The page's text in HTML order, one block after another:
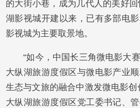
的大街小巷，成为几代人的美好
湖影视城开建以来，已有多部电
影视城为主要取景地。
“如今，中国长三角微电影大赛
大纵湖旅游度假区与微电影产业
生态与文旅的融合中激发微电影创
大纵湖旅游度假区党工委书记、